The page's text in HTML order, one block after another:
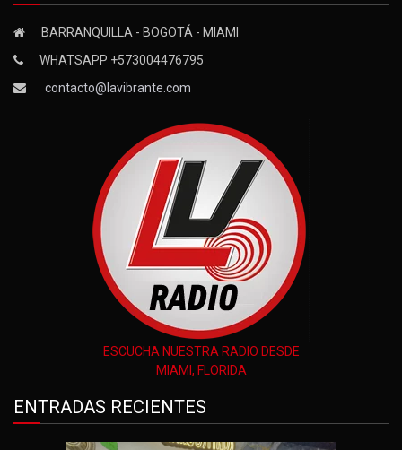
BARRANQUILLA - BOGOTÁ - MIAMI
WHATSAPP +573004476795
contacto@lavibrante.com
ESCUCHA NUESTRA RADIO DESDE
MIAMI, FLORIDA
ENTRADAS RECIENTES